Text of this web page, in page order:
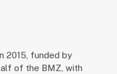
2015, funded by
of the BMZ, with